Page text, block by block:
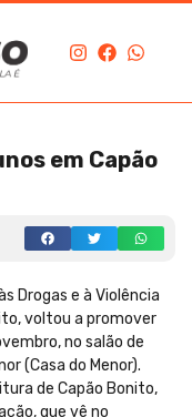
em Capão
Drogas e à Violência
voltou a promover
no salão de
(Casa do Menor).
de Capão Bonito,
que vê no